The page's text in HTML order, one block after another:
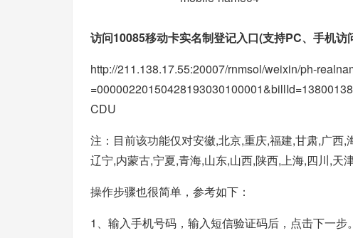
访问10085移动卡实名制登记入口(支持PC、手机访
http://211.138.17.55:20007/rnmsol/weixin/ph-
CDU
注：目前该功能仅对安徽,北京,重庆,福建,甘肃,广西
辽宁,内蒙古,宁夏,青海,山东,山西,陕西,上海,四川,天
操作步骤也很简单，参考如下：
1、输入手机号码，输入短信验证码后，点击下一步。